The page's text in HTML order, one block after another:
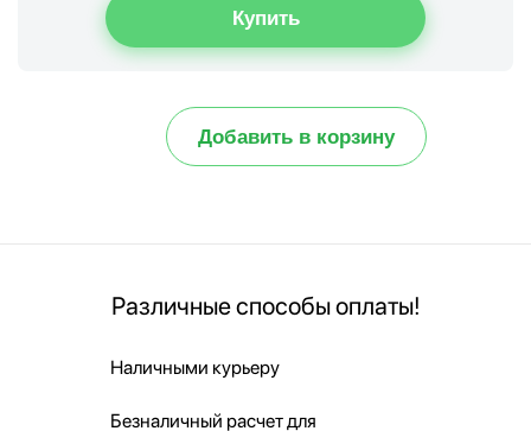
Добавить в корзину
Различные способы оплаты!
Наличными курьеру
Безналичный расчет для